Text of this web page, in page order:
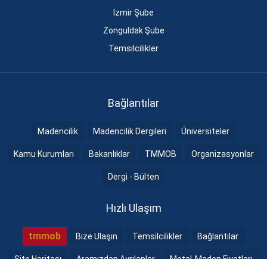
İzmir Şube
Zonguldak Şube
Temsilcilikler
Bağlantılar
Madencilik Madencilik Dergileri Üniversiteler
Kamu Kurumları Bakanlıklar TMMOB Organizasyonlar
Dergi - Bülten
Hızlı Ulaşım
tmmob Bize Ulaşın Temsilcilikler Bağlantılar